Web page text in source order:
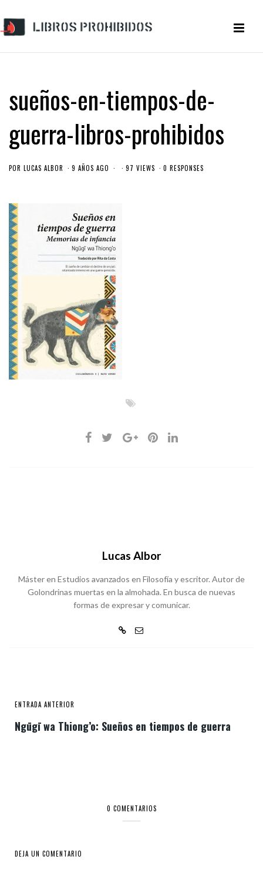
sueños-en-tiempos-de-
guerra-libros-prohibidos
POR LUCAS ALBOR 9 AÑOS AGO 97 VIEWS 0 RESPONSES
Lucas Albor
Máster en Estudios avanzados en Filosofía y escritor. Autor de
Golondrinas muertas en la almohada. En busca de nuevas
formas de expresar y comunicar.
ENTRADA ANTERIOR
Ngūgī wa Thiong’o: Sueños en tiempos de guerra
0 COMENTARIOS
DEJA UN COMENTARIO